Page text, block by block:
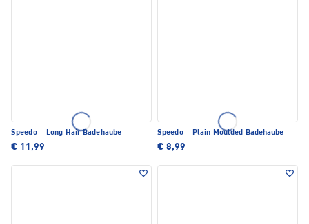
Speedo · Long Hair Badehaube
€ 11,99
Speedo · Plain Moulded Badehaube
€ 8,99